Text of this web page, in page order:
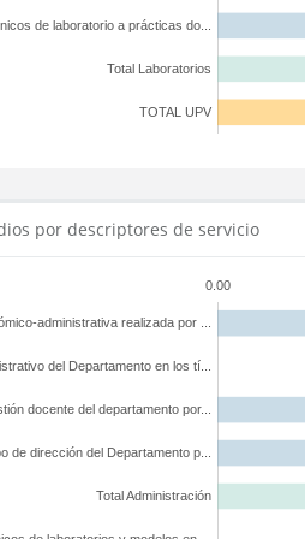
TOTAL UPV
Total Laboratorios
de laboratorio a prácticas do...
por descriptores de servicio
0.00
Total Administración
de dirección del Departamento p...
docente del departamento por...
del Departamento en los tí...
administrativa realizada por ...